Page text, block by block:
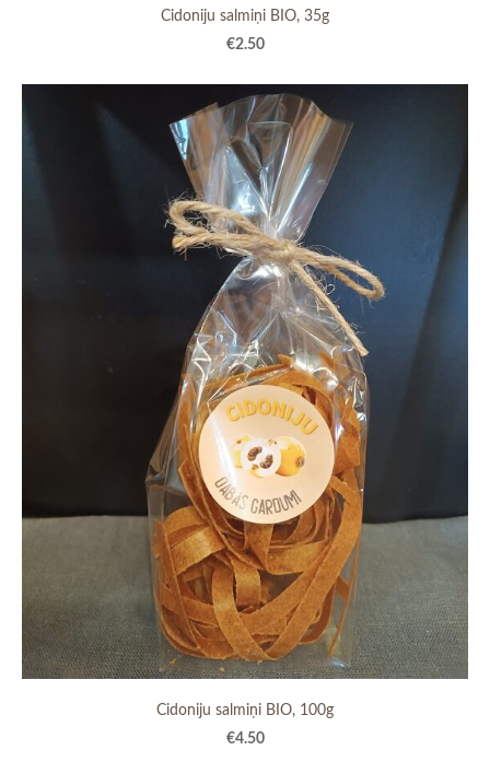
Cidoniju salmiņi BIO, 35g
€2.50
Cidoniju salmiņi BIO, 100g
€4.50